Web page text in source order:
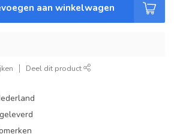
aan winkelwagen
Deel dit product